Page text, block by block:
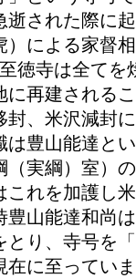
逝された際に
）による家督
徳寺は全てを
に再建される
封、米沢減封
は豊山能達と
（実綱）室）
これを加護し
豊山能達和尚
とり、寺号を
在に至ってい